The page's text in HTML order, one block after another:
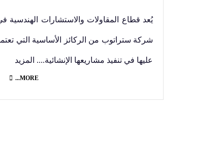
يُعد قطاع المقاولات والاستشارات الهندسية
شركة ستراتوب من الركائز الأساسية التي
عليها في تنفيذ مشاريعها الإنشائية.... المزيد
MORE...